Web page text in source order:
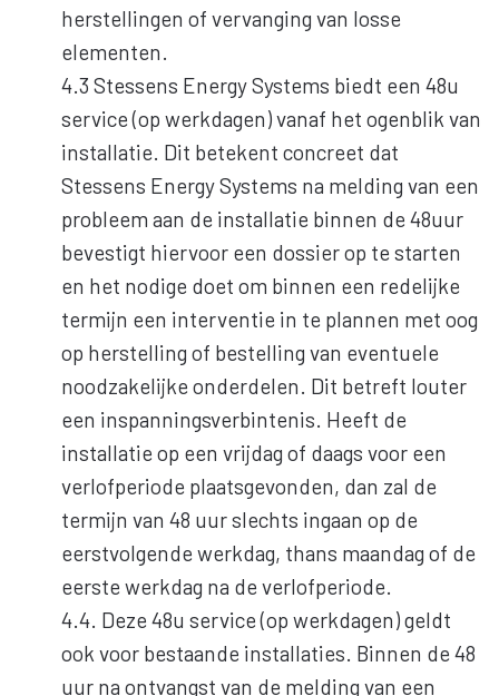
herstellingen of vervanging van losse
elementen.
4.3 Stessens Energy Systems biedt een 48u
service (op werkdagen) vanaf het ogenblik van
installatie. Dit betekent concreet dat
Stessens Energy Systems na melding van een
probleem aan de installatie binnen de 48uur
bevestigt hiervoor een dossier op te starten
en het nodige doet om binnen een redelijke
termijn een interventie in te plannen met oog
op herstelling of bestelling van eventuele
noodzakelijke onderdelen. Dit betreft louter
een inspanningsverbintenis. Heeft de
installatie op een vrijdag of daags voor een
verlofperiode plaatsgevonden, dan zal de
termijn van 48 uur slechts ingaan op de
eerstvolgende werkdag, thans maandag of de
eerste werkdag na de verlofperiode.
4.4. Deze 48u service (op werkdagen) geldt
ook voor bestaande installaties. Binnen de 48
uur na ontvangst van de melding van een